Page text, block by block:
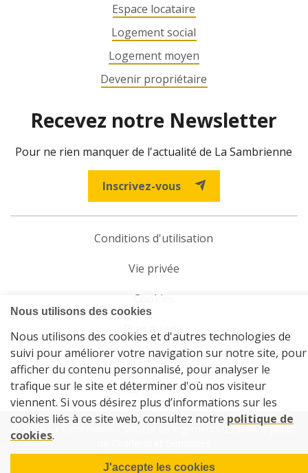
Espace locataire
Logement social
Logement moyen
Devenir propriétaire
Recevez notre Newsletter
Pour ne rien manquer de l'actualité de La Sambrienne
Inscrivez-vous
Conditions d'utilisation
Vie privée
Cookies
Plan du site
Démarches en ligne
Aide & contact
© 2026 La Sambrienne - Société de logements de service public
Powered by Wavenet